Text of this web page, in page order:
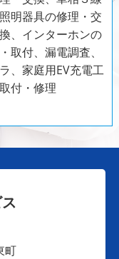
明器具の修理・交
、インターホンの
取付、漏電調査、
、家庭用EV充電工
付・修理
町